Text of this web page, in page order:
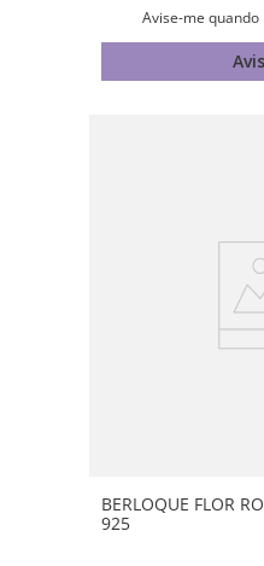
Avise-me
BERLOQUE FLOR
925